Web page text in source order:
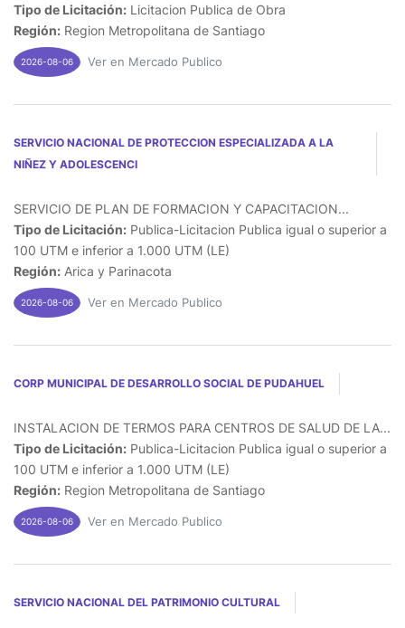
Tipo de Licitación: Licitacion Publica de Obra
Región: Region Metropolitana de Santiago
2026-08-06 Ver en Mercado Publico
SERVICIO NACIONAL DE PROTECCION ESPECIALIZADA A LA
NIÑEZ Y ADOLESCENCI
SERVICIO DE PLAN DE FORMACION Y CAPACITACION...
Tipo de Licitación: Publica-Licitacion Publica igual o superior a
100 UTM e inferior a 1.000 UTM (LE)
Región: Arica y Parinacota
2026-08-06 Ver en Mercado Publico
CORP MUNICIPAL DE DESARROLLO SOCIAL DE PUDAHUEL
INSTALACION DE TERMOS PARA CENTROS DE SALUD DE LA...
Tipo de Licitación: Publica-Licitacion Publica igual o superior a
100 UTM e inferior a 1.000 UTM (LE)
Región: Region Metropolitana de Santiago
2026-08-06 Ver en Mercado Publico
SERVICIO NACIONAL DEL PATRIMONIO CULTURAL